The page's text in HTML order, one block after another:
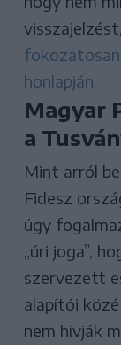
honlapján.
Magyar
a
Mint arról
Fidesz
úgy
„úri joga”,
szervezett
alapítói
nem hívják